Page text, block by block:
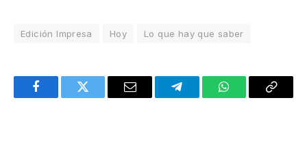
Edición Impresa Hoy Lo que hay que saber
FacebookTwitter Email TelegramWhatsAppCopy